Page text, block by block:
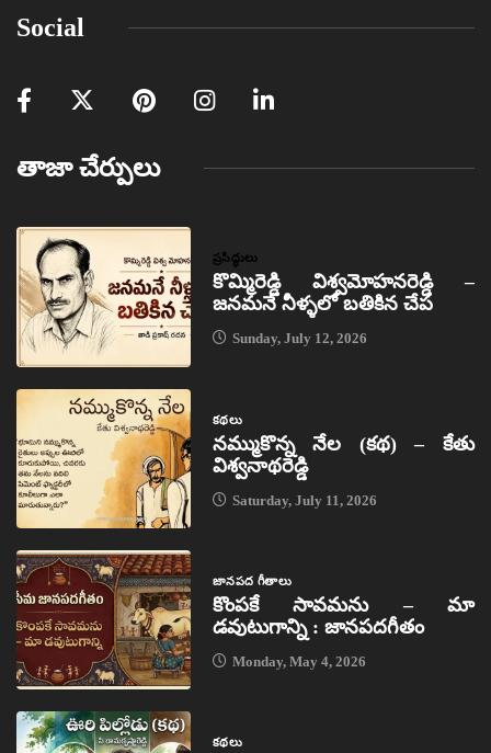
Social
తాజా చేర్పులు
ప్రసిద్ధులు
కొమ్మిరెడ్డి విశ్వమోహనరెడ్డి –
జనమనే నీళ్ళలో బతికిన చేప
Sunday, July 12, 2026
కథలు
నమ్ముకొన్న నేల (కథ) – కేతు
విశ్వనాథరెడ్డి
Saturday, July 11, 2026
జానపద గీతాలు
కొంపకే సావమను – మా
డవుటుగాన్ని : జానపదగీతం
Monday, May 4, 2026
కథలు